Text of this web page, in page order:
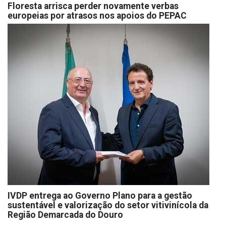
Floresta arrisca perder novamente verbas
europeias por atrasos nos apoios do PEPAC
IVDP entrega ao Governo Plano para a gestão
sustentável e valorização do setor vitivinícola da
Região Demarcada do Douro